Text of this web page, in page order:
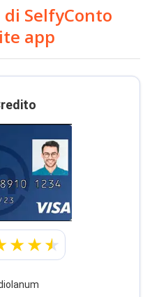
SelfyConto
app